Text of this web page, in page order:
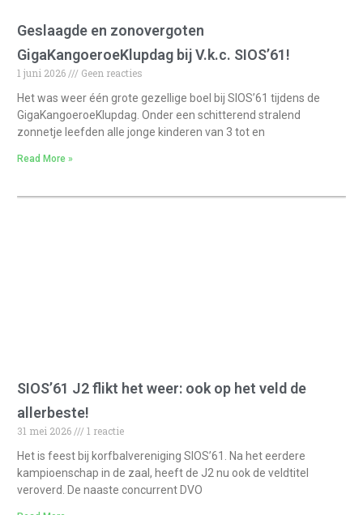
Geslaagde en zonovergoten
GigaKangoeroeKlupdag bij V.k.c. SIOS’61!
1 juni 2026
Geen reacties
Het was weer één grote gezellige boel bij SIOS’61 tijdens de
GigaKangoeroeKlupdag. Onder een schitterend stralend
zonnetje leefden alle jonge kinderen van 3 tot en
Read More »
SIOS’61 J2 flikt het weer: ook op het veld de
allerbeste!
31 mei 2026
1 reactie
Het is feest bij korfbalvereniging SIOS’61. Na het eerdere
kampioenschap in de zaal, heeft de J2 nu ook de veldtitel
veroverd. De naaste concurrent DVO